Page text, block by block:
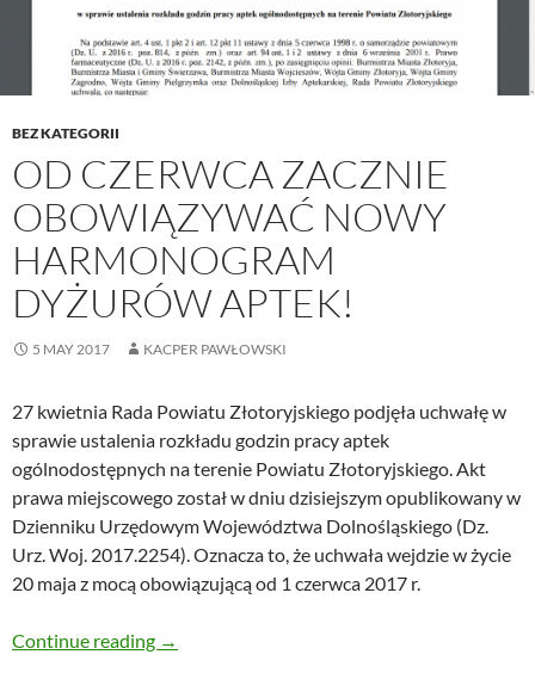
BEZ KATEGORII
OD CZERWCA ZACZNIE
OBOWIĄZYWAĆ NOWY
HARMONOGRAM
DYŻURÓW APTEK!
5 MAY 2017 KACPER PAWŁOWSKI
27 kwietnia Rada Powiatu Złotoryjskiego podjęła uchwałę w
sprawie ustalenia rozkładu godzin pracy aptek
ogólnodostępnych na terenie Powiatu Złotoryjskiego. Akt
prawa miejscowego został w dniu dzisiejszym opublikowany w
Dzienniku Urzędowym Województwa Dolnośląskiego (Dz.
Urz. Woj. 2017.2254). Oznacza to, że uchwała wejdzie w życie
20 maja z mocą obowiązującą od 1 czerwca 2017 r.
Continue reading Od czerwca zacznie obowiązywać nowy
→